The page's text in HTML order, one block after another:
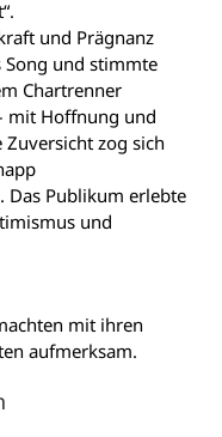
und Prägnanz
Song und stimmte
Chartrenner
mit Hoffnung und
zog sich
Das Publikum erlebte
und
mit ihren
aufmerksam.